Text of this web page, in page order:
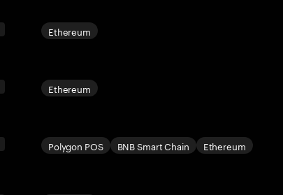
Ethereum
Ethereum
Ethereum
BNB Smart Chain
Polygon POS